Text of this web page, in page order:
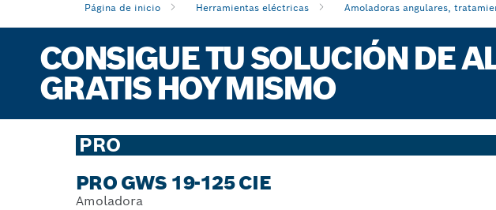
Página de inicio Herramientas eléctricas Amoladoras angulares,
CONSIGUE TU SOLUCIÓN DE
GRATIS HOY MISMO
PRO
PRO GWS 19-125 CIE
Amoladora